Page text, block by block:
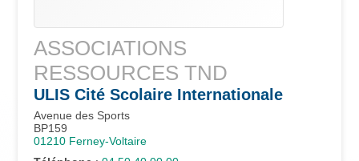
ASSOCIATIONS
RESSOURCES TND
ULIS Cité Scolaire Internationale
Avenue des Sports
BP159
01210 Ferney-Voltaire